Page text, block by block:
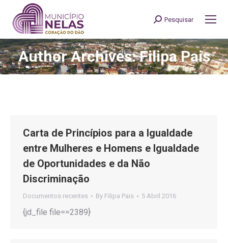
Search:
Pesquisar
Author Archives: Filipa Pais
You are here:
Carta de Princípios para a Igualdade
entre Mulheres e Homens e Igualdade
de Oportunidades e da Não
Discriminação
Documentos recentes By Filipa Pais 5 Abril 2016
{jd_file file==2389}